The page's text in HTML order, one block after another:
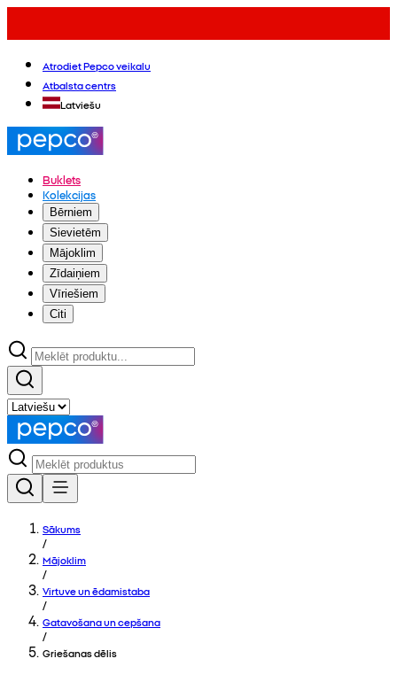
Atrodiet Pepco veikalu
Atbalsta centrs
Latviešu
Buklets
Kolekcijas
Bērniem
Sievietēm
Mājoklim
Zīdaiņiem
Vīriešiem
Citi
Sākums
/
Mājoklim
/
Virtuve un ēdamistaba
/
Gatavošana un cepšana
/
Griešanas dēlis